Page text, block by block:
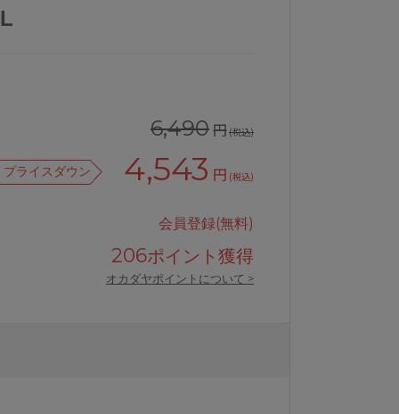
6,490円(税込)
プライスダウン 4,543 円 (税込)
会員登録(無料)
206ポイント獲得
オカダヤポイントについて >